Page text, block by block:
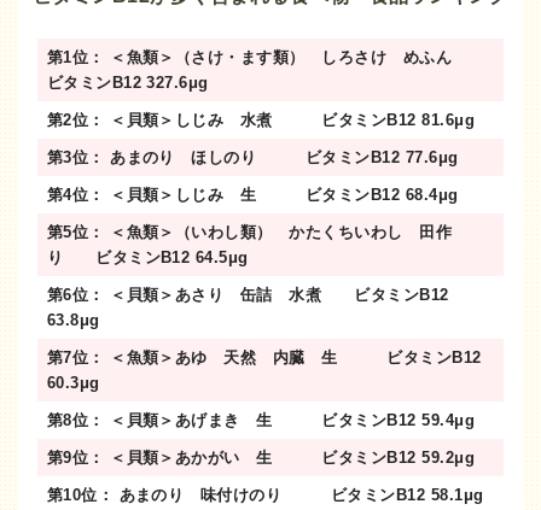
第1位： ＜魚類＞（さけ・ます類） しろさけ めふん
ビタミンB12 327.6μg
第2位： ＜貝類＞しじみ 水煮 ビタミンB12 81.6μg
第3位： あまのり ほしのり ビタミンB12 77.6μg
第4位： ＜貝類＞しじみ 生 ビタミンB12 68.4μg
第5位： ＜魚類＞（いわし類） かたくちいわし 田作
り ビタミンB12 64.5μg
第6位： ＜貝類＞あさり 缶詰 水煮 ビタミンB12
63.8μg
第7位： ＜魚類＞あゆ 天然 内臓 生 ビタミンB12
60.3μg
第8位： ＜貝類＞あげまき 生 ビタミンB12 59.4μg
第9位： ＜貝類＞あかがい 生 ビタミンB12 59.2μg
第10位： あまのり 味付けのり ビタミンB12 58.1μg